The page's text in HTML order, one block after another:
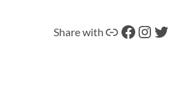
Share with Tautan Facebook Instagram Twitter